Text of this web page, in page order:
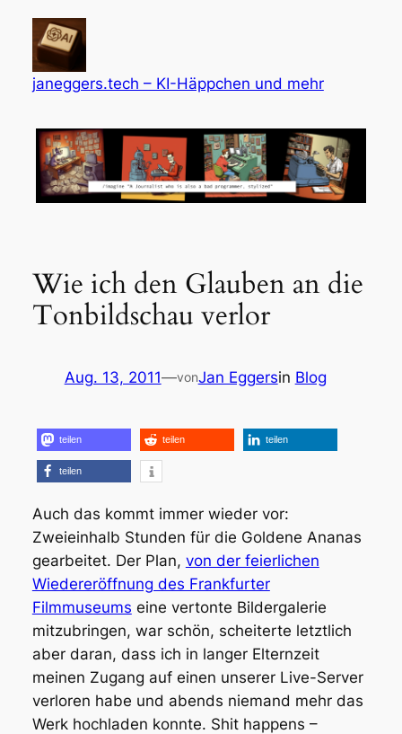
springen
janeggers.tech – KI-Häppchen und mehr
Wie ich den Glauben an die
Tonbildschau verlor
Aug. 13, 2011—vonJan Eggersin Blog
teilen teilen teilen
teilen
Auch das kommt immer wieder vor:
Zweieinhalb Stunden für die Goldene Ananas
gearbeitet. Der Plan, von der feierlichen
Wiedereröffnung des Frankfurter
Filmmuseums eine vertonte Bildergalerie
mitzubringen, war schön, scheiterte letztlich
aber daran, dass ich in langer Elternzeit
meinen Zugang auf einen unserer Live-Server
verloren habe und abends niemand mehr das
Werk hochladen konnte. Shit happens –